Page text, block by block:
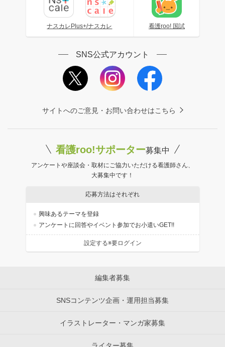
ナスカレPlus+/ナスカレ 看護roo! 国試
SNS公式アカウント
サイトへのご意見・お問い合わせはこちら
看護roo!サポーター募集中
アンケートや座談会・取材にご協力いただける看護師さん、
大募集中です！
応募方法はそれぞれ
興味あるテーマを登録
アンケートに回答やイベント参加でお小遣いGET!!
設定する※要ログイン
編集者募集
SNSコンテンツ企画・運用担当募集
イラストレーター・マンガ家募集